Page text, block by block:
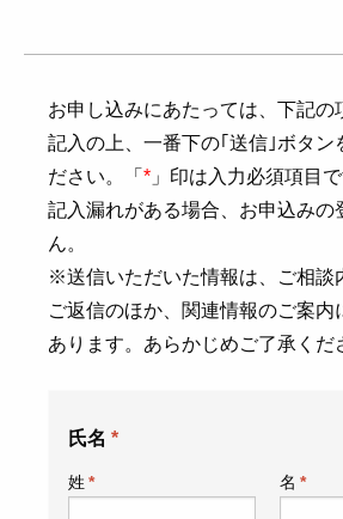
お申し込みにあたっては、下記の
記入の上、一番下の｢送信｣ボタン
ださい。
「 * 」印は入力必須項目で
記入漏れがある場合、お申込みの
ん。
※送信いただいた情報は、ご相談
ご返信のほか、関連情報のご案内
あります。あらかじめご了承くだ
氏名 *
姓 * 名 *